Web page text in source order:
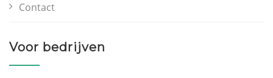
Contact
Voor bedrijven